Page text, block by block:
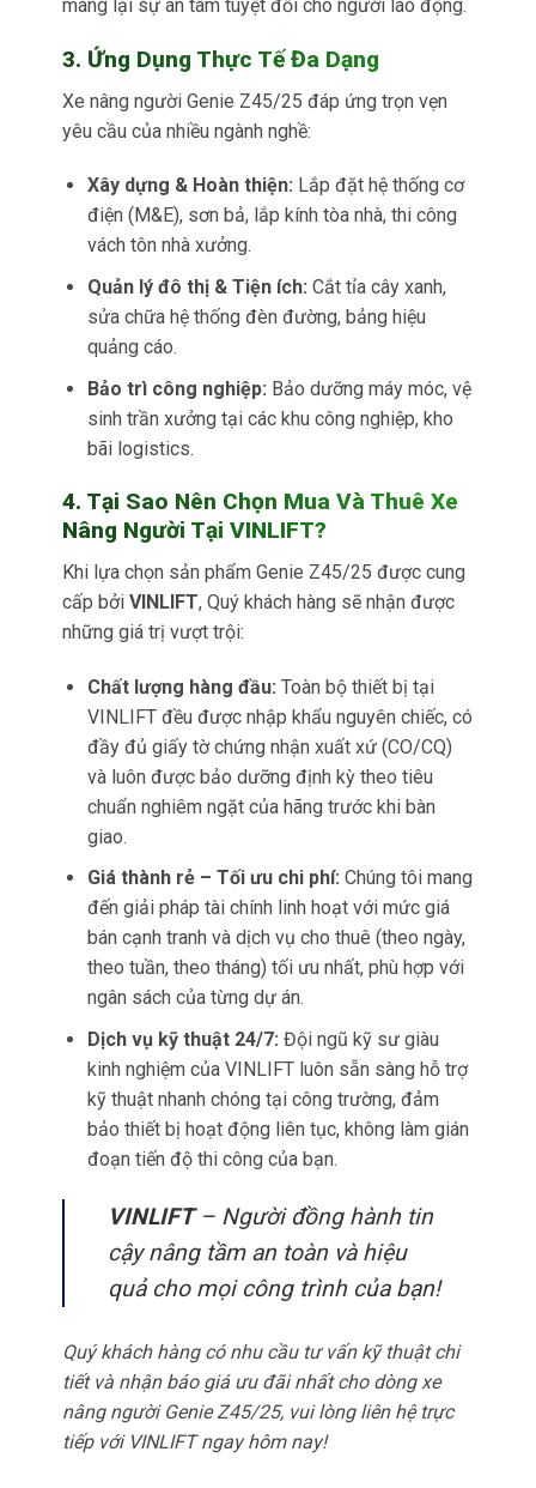
mang lại sự an tâm tuyệt đối cho người lao động.
3. Ứng Dụng Thực Tế Đa Dạng
Xe nâng người Genie Z45/25 đáp ứng trọn vẹn
yêu cầu của nhiều ngành nghề:
Xây dựng & Hoàn thiện: Lắp đặt hệ thống cơ
điện (M&E), sơn bả, lắp kính tòa nhà, thi công
vách tôn nhà xưởng.
Quản lý đô thị & Tiện ích: Cắt tỉa cây xanh,
sửa chữa hệ thống đèn đường, bảng hiệu
quảng cáo.
Bảo trì công nghiệp: Bảo dưỡng máy móc, vệ
sinh trần xưởng tại các khu công nghiệp, kho
bãi logistics.
4. Tại Sao Nên Chọn Mua Và Thuê Xe
Nâng Người Tại VINLIFT?
Khi lựa chọn sản phẩm Genie Z45/25 được cung
cấp bởi VINLIFT, Quý khách hàng sẽ nhận được
những giá trị vượt trội:
Chất lượng hàng đầu: Toàn bộ thiết bị tại
VINLIFT đều được nhập khẩu nguyên chiếc, có
đầy đủ giấy tờ chứng nhận xuất xứ (CO/CQ)
và luôn được bảo dưỡng định kỳ theo tiêu
chuẩn nghiêm ngặt của hãng trước khi bàn
giao.
Giá thành rẻ – Tối ưu chi phí: Chúng tôi mang
đến giải pháp tài chính linh hoạt với mức giá
bán cạnh tranh và dịch vụ cho thuê (theo ngày,
theo tuần, theo tháng) tối ưu nhất, phù hợp với
ngân sách của từng dự án.
Dịch vụ kỹ thuật 24/7: Đội ngũ kỹ sư giàu
kinh nghiệm của VINLIFT luôn sẵn sàng hỗ trợ
kỹ thuật nhanh chóng tại công trường, đảm
bảo thiết bị hoạt động liên tục, không làm gián
đoạn tiến độ thi công của bạn.
VINLIFT– Người đồng hành tin
cậy nâng tầm an toàn và hiệu
quả cho mọi công trình của bạn!
Quý khách hàng có nhu cầu tư vấn kỹ thuật chi
tiết và nhận báo giá ưu đãi nhất cho dòng xe
nâng người Genie Z45/25, vui lòng liên hệ trực
tiếp với VINLIFT ngay hôm nay!